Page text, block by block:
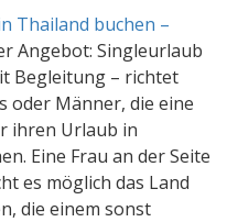
Thailand buchen –
Angebot: Singleurlaub
Begleitung – richtet
oder Männer, die eine
ihren Urlaub in
Eine Frau an der Seite
es möglich das Land
die einem sonst